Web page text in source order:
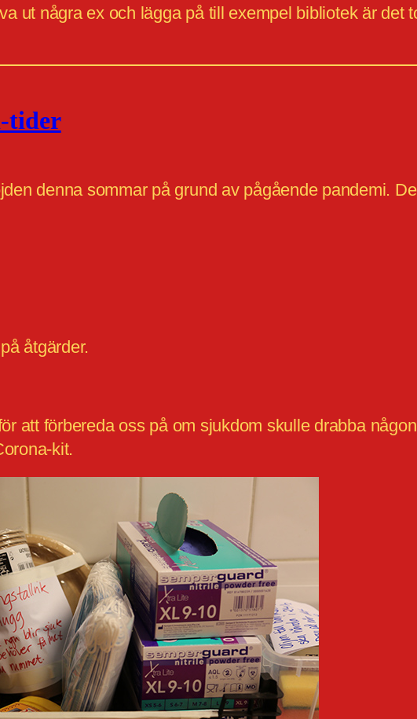
ut några ex och lägga på till exempel bibliotek är det
tider
denna sommar på grund av pågående pandemi.
åtgärder.
att förbereda oss på om sjukdom skulle drabba
kit.